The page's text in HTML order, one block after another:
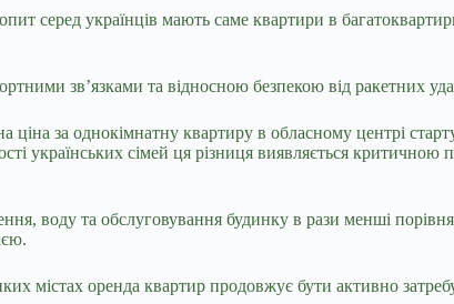
серед українців мають саме квартири в
зв’язками та відносною безпекою від ракетних
за однокімнатну квартиру в обласному центрі
українських сімей ця різниця виявляється
воду та обслуговування будинку в рази менші
містах оренда квартир продовжує бути активно